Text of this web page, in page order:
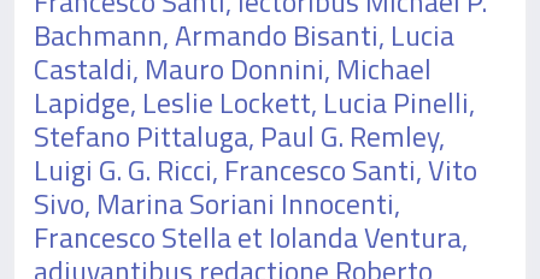
Bachmann, Armando Bisanti, Lucia
Castaldi, Mauro Donnini, Michael
Lapidge, Leslie Lockett, Lucia Pinelli,
Stefano Pittaluga, Paul G. Remley,
Luigi G. G. Ricci, Francesco Santi, Vito
Sivo, Marina Soriani Innocenti,
Francesco Stella et Iolanda Ventura,